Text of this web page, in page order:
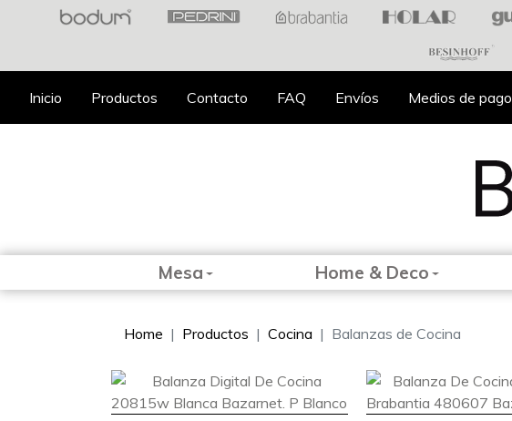
Inicio Productos Contacto FAQ Envíos Medios de pago
Mesa Home & Deco
Home Productos Cocina Balanzas de Cocina